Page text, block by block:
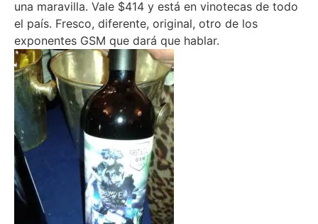
una maravilla. Vale $414 y está en vinotecas de todo
el país. Fresco, diferente, original, otro de los
exponentes GSM que dará que hablar.